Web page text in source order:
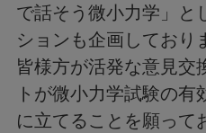
で話そう微小力学」と
ションも企画しており
皆様方が活発な意見交
トが微小力学試験の
に立てることを願って